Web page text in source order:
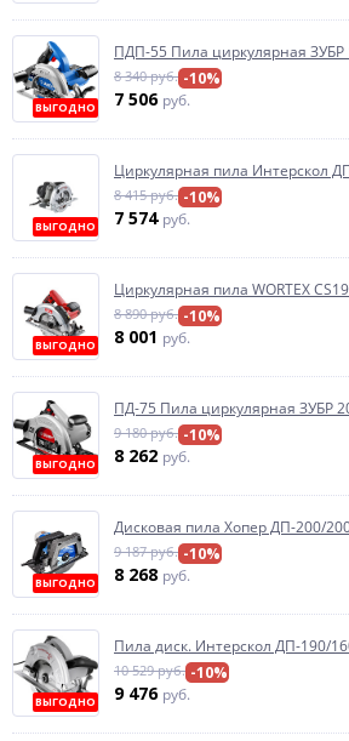
ВЫГОДНО
ПДП-55 Пила циркулярная ЗУБР
8 340 руб. -10%
7 506 руб.
ВЫГОДНО
Циркулярная пила Интерскол
8 415 руб. -10%
7 574 руб.
ВЫГОДНО
Циркулярная пила WORTEX
8 890 руб. -10%
8 001 руб.
ВЫГОДНО
ПД-75 Пила циркулярная ЗУБР
9 180 руб. -10%
8 262 руб.
ВЫГОДНО
Дисковая пила Хопер ДП-200/
9 187 руб. -10%
8 268 руб.
ВЫГОДНО
Пила диск. Интерскол ДП-190/
10 529 руб. -10%
9 476 руб.